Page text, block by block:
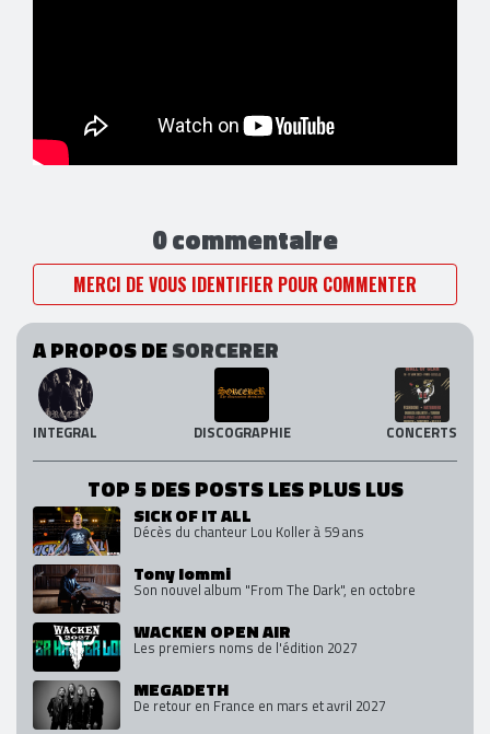
0 commentaire
MERCI DE VOUS IDENTIFIER POUR COMMENTER
A PROPOS DESORCERER
INTEGRAL DISCOGRAPHIE CONCERTS
TOP 5 DES POSTS LES PLUS LUS
SICK OF IT ALL
Décès du chanteur Lou Koller à 59 ans
Tony Iommi
Son nouvel album "From The Dark", en octobre
WACKEN OPEN AIR
Les premiers noms de l'édition 2027
MEGADETH
De retour en France en mars et avril 2027